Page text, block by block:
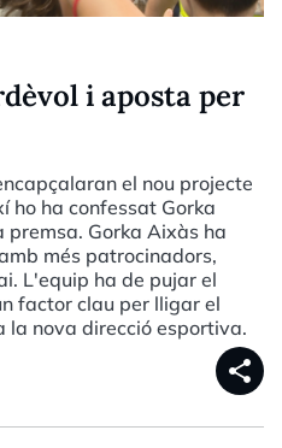
i aposta per
el nou projecte
ho ha confessat Gorka
Gorka Aixàs ha
més patrocinadors,
L'equip ha de pujar el
factor clau per lligar el
la nova direcció esportiva.
share